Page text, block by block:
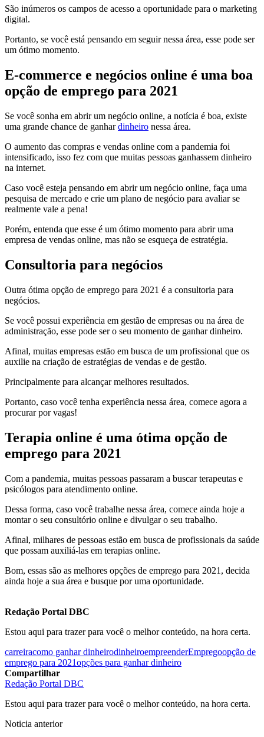
São inúmeros os campos de acesso a oportunidade para o marketing
digital.
Portanto, se você está pensando em seguir nessa área, esse pode ser
um ótimo momento.
E-commerce e negócios online é uma boa
opção de emprego para 2021
Se você sonha em abrir um negócio online, a notícia é boa, existe
uma grande chance de ganhardinheiro nessa área.
O aumento das compras e vendas online com a pandemia foi
intensificado, isso fez com que muitas pessoas ganhassem dinheiro
na internet.
Caso você esteja pensando em abrir um negócio online, faça uma
pesquisa de mercado e crie um plano de negócio para avaliar se
realmente vale a pena!
Porém, entenda que esse é um ótimo momento para abrir uma
empresa de vendas online, mas não se esqueça de estratégia.
Consultoria para negócios
Outra ótima opção de emprego para 2021 é a consultoria para
negócios.
Se você possui experiência em gestão de empresas ou na área de
administração, esse pode ser o seu momento de ganhar dinheiro.
Afinal, muitas empresas estão em busca de um profissional que os
auxilie na criação de estratégias de vendas e de gestão.
Principalmente para alcançar melhores resultados.
Portanto, caso você tenha experiência nessa área, comece agora a
procurar por vagas!
Terapia online é uma ótima opção de
emprego para 2021
Com a pandemia, muitas pessoas passaram a buscar terapeutas e
psicólogos para atendimento online.
Dessa forma, caso você trabalhe nessa área, comece ainda hoje a
montar o seu consultório online e divulgar o seu trabalho.
Afinal, milhares de pessoas estão em busca de profissionais da saúde
que possam auxiliá-las em terapias online.
Bom, essas são as melhores opções de emprego para 2021, decida
ainda hoje a sua área e busque por uma oportunidade.
Redação Portal DBC
Estou aqui para trazer para você o melhor conteúdo, na hora certa.
carreiracomo ganhar dinheirodinheiroempreenderEmpregoopção de
emprego para 2021opções para ganhar dinheiro
Compartilhar
Redação Portal DBC
Estou aqui para trazer para você o melhor conteúdo, na hora certa.
Noticia anterior